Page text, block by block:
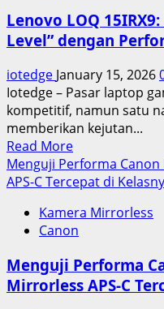
17
Pro
Kekuatan
Chip
A19
Pro
yang
Tak
Tertandingi
Lenovo LOQ
Level” dengan
iotedge January 15, 2026
Iotedge – Pasar laptop
kompetitif, namun satu
memberikan kejutan...
Read MoreRead
more
about
LOQ
15IRX9:
Gaming
“Entry-
Menguji Performa Canon
APS-C Tercepat di
Kamera Mirrorless
Canon
Menguji Performa
Mirrorless APS-C